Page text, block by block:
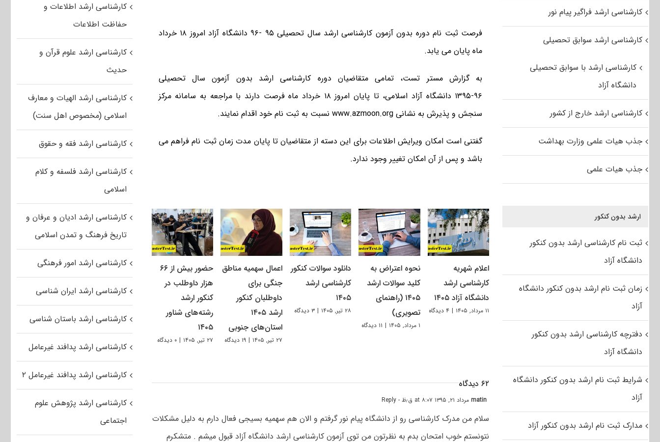
فرصت ثبت نام دوره بدون آزمون کارشناسی ارشد سال تحصیلی ۹۵ -۹۶ دانشگاه آزاد امروز ۱۸ خرداد
ماه پایان می یابد.
به گزارش مستر تست، تمامی متقاضیان دوره کارشناسی ارشد بدون آزمون سال تحصیلی
۹۶-۱۳۹۵ دانشگاه آزاد اسلامی، تا پایان امروز ۱۸ خرداد ماه فرصت دارند با مراجعه به سامانه مرکز
سنجش و پذیرش به نشانی www.azmoon.orgنسبت به ثبت نام خود اقدام نمایند.
گفتنی است امکان ویرایش اطلاعات برای این دسته از متقاضیان تا پایان مدت زمان ثبت نام فراهم می
باشد و پس از آن امکان تغییر وجود ندارد.
اعلام شهریه
کارشناسی ارشد
دانشگاه آزاد ۱۴۰۵
۱۱ مرداد, ۱۴۰۵ | ۴ دیدگاه
نحوه اعتراض به
کلید سوالات ارشد
۱۴۰۵ (راهنمای
تصویری)
۱ مرداد, ۱۴۰۵ | ۱۱ دیدگاه
دانلود سوالات کنکور
کارشناسی ارشد
۱۴۰۵
۲۸ تیر, ۱۴۰۵ | ۳ دیدگاه
اعمال سهمیه مناطق
جنگی برای
داوطلبان کنکور
ارشد ۱۴۰۵
استان‌های جنوبی
۲۷ تیر, ۱۴۰۵ | ۱۹ دیدگاه
حضور بیش از ۶۶
هزار داوطلب در
کنکور ارشد
رشته‌های شناور
۱۴۰۵
۲۷ تیر, ۱۴۰۵ | ۰ دیدگاه
۶۲ دیدگاه
matin مرداد ۲۱, ۱۳۹۵ at ۸:۰۷ ق٫ظ - Reply
سلام من مدرک کارشناسی رو از دانشگاه پیام نور گرفتم و الان هم سهمیه بسیجی فعال دارم به دلیل مشکلات
نتونستم خوب امتحان بدم به نظرتون من توی آزمون کارشناسی ارشد دانشگاه آزاد قبول میشم . متشکرم
کارشناسی ارشد اطلاعات و
حفاظت اطلاعات
کارشناسی ارشد علوم قرآن و
حدیث
کارشناسی ارشد الهیات و معارف
اسلامی (مخصوص اهل سنت)
کارشناسی ارشد فقه و حقوق
کارشناسی ارشد فلسفه و کلام
اسلامی
کارشناسی ارشد ادیان و عرفان و
تاریخ فرهنگ و تمدن اسلامی
کارشناسی ارشد امور فرهنگی
کارشناسی ارشد ایران شناسی
کارشناسی ارشد باستان شناسی
کارشناسی ارشد پدافند غیرعامل
کارشناسی ارشد پدافند غیرعامل ۲
کارشناسی ارشد پژوهش علوم
اجتماعی
کارشناسی ارشد فراگیر پیام نور
کارشناسی ارشد سوابق تحصیلی
کارشناسی ارشد با سوابق تحصیلی
دانشگاه آزاد
کارشناسی ارشد خارج از کشور
جذب هیات علمی وزارت بهداشت
جذب هیات علمی
ارشد بدون کنکور
ثبت نام کارشناسی ارشد بدون کنکور
دانشگاه آزاد
زمان ثبت نام ارشد بدون کنکور دانشگاه
آزاد
دفترچه کارشناسی ارشد بدون کنکور
دانشگاه آزاد
شرایط ثبت نام ارشد بدون کنکور دانشگاه
آزاد
مدارک ثبت نام ارشد بدون کنکور آزاد